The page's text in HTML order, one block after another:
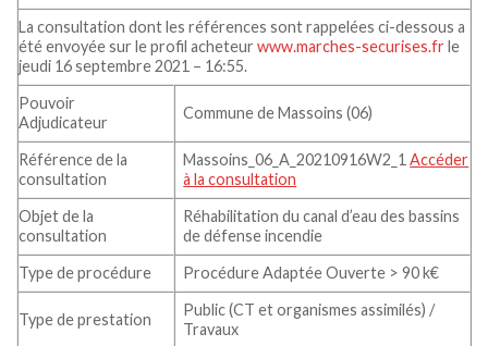
La consultation dont les références sont rappelées ci-dessous a
été envoyée sur le profil acheteur www.marches-securises.frle
jeudi 16 septembre 2021 – 16:55.
Pouvoir
Adjudicateur
Commune de Massoins (06)
Référence de la
consultation
Massoins_06_A_20210916W2_1Accéder
à la consultation
Objet de la
consultation
Réhabilitation du canal d’eau des bassins
de défense incendie
Type de procédure
Procédure Adaptée Ouverte > 90 k€
Type de prestation
Public (CT et organismes assimilés) /
Travaux